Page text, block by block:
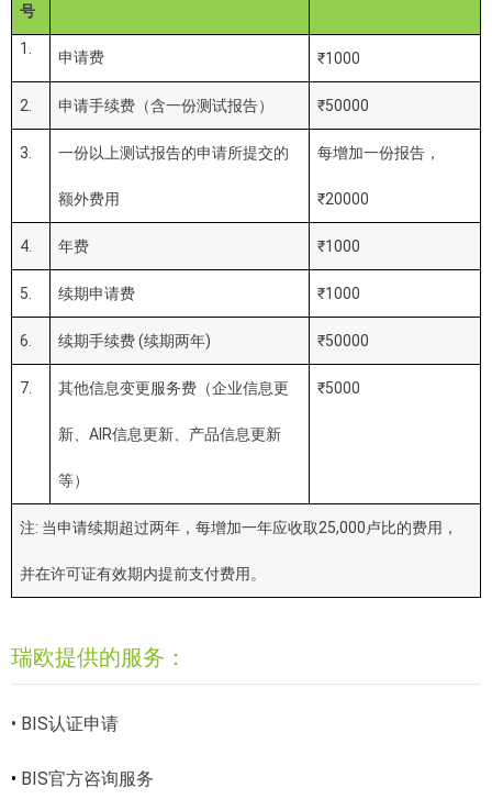
号
1.
申请费 ₹1000
2. 申请手续费（含一份测试报告） ₹50000
3. 一份以上测试报告的申请所提交的
额外费用
每增加一份报告，
₹20000
4. 年费 ₹1000
5. 续期申请费 ₹1000
6. 续期手续费 (续期两年) ₹50000
7. 其他信息变更服务费（企业信息更
新、AIR信息更新、产品信息更新
等）
₹5000
注: 当申请续期超过两年，每增加一年应收取25,000卢比的费用，
并在许可证有效期内提前支付费用。
瑞欧提供的服务：
• BIS认证申请
• BIS官方咨询服务